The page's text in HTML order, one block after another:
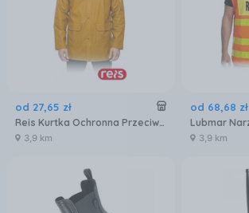
od 27,65 zł
Reis Kurtka Ochronna Przeciwdeszczowa Kppeva, Męska
3,9 km
od 68,68 zł
3,9 km